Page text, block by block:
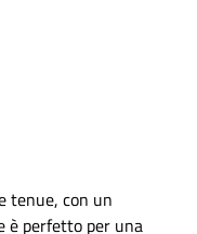
tenue, con un
è perfetto per una